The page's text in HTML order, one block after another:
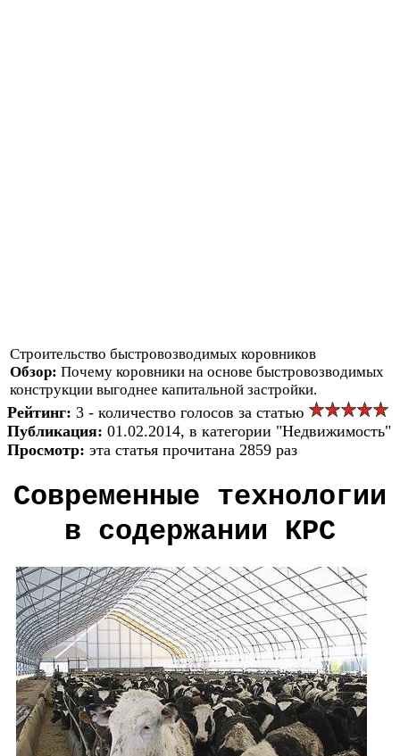
Строительство быстровозводимых коровников
Обзор: Почему коровники на основе быстровозводимых
конструкции выгоднее капитальной застройки.
Рейтинг: 3 - количество голосов за статью
Публикация: 01.02.2014, в категории "Недвижимость"
Просмотр: эта статья прочитана 2859 раз
Современные технологии
в содержании КРС